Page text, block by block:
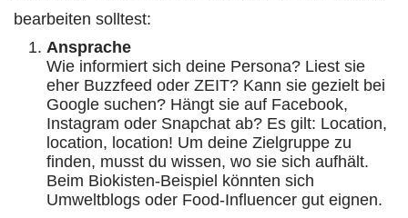
bearbeiten solltest:
Ansprache
Wie informiert sich deine Persona? Liest sie
eher Buzzfeed oder ZEIT? Kann sie gezielt bei
Google suchen? Hängt sie auf Facebook,
Instagram oder Snapchat ab? Es gilt: Location,
location, location! Um deine Zielgruppe zu
finden, musst du wissen, wo sie sich aufhält.
Beim Biokisten-Beispiel könnten sich
Umweltblogs oder Food-Influencer gut eignen.